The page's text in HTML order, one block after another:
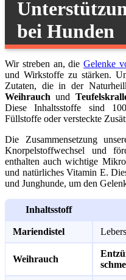
bei Hunden
Wir streben an, dieGelenke
und Wirkstoffe zu stärken.
Zutaten, die in der
Weihrauch und
Diese Inhaltsstoffe sind
Füllstoffe oder versteckte
Die Zusammensetzung
Knorpelstoffwechsel und
enthalten auch wichtige
und natürliches Vitamin E.
und Junghunde, um den
Inhaltsstoff
Mariendistel
Weihrauch